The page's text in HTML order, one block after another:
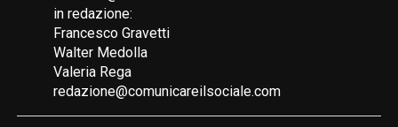
in redazione:
Francesco Gravetti
Walter Medolla
Valeria Rega
redazione@comunicareilsociale.com